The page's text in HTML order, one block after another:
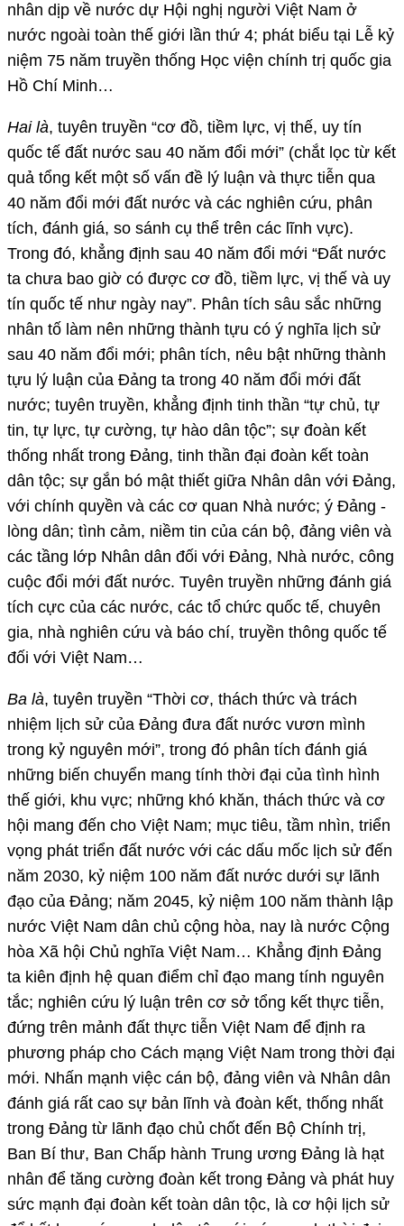
nhân dịp về nước dự Hội nghị người Việt Nam ở
nước ngoài toàn thế giới lần thứ 4; phát biểu tại Lễ kỷ
niệm 75 năm truyền thống Học viện chính trị quốc gia
Hồ Chí Minh…
Hai là, tuyên truyền “cơ đồ, tiềm lực, vị thế, uy tín
quốc tế đất nước sau 40 năm đổi mới” (chắt lọc từ kết
quả tổng kết một số vấn đề lý luận và thực tiễn qua
40 năm đổi mới đất nước và các nghiên cứu, phân
tích, đánh giá, so sánh cụ thể trên các lĩnh vực).
Trong đó, khẳng định sau 40 năm đổi mới “Đất nước
ta chưa bao giờ có được cơ đồ, tiềm lực, vị thế và uy
tín quốc tế như ngày nay”. Phân tích sâu sắc những
nhân tố làm nên những thành tựu có ý nghĩa lịch sử
sau 40 năm đổi mới; phân tích, nêu bật những thành
tựu lý luận của Đảng ta trong 40 năm đổi mới đất
nước; tuyên truyền, khẳng định tinh thần “tự chủ, tự
tin, tự lực, tự cường, tự hào dân tộc”; sự đoàn kết
thống nhất trong Đảng, tinh thần đại đoàn kết toàn
dân tộc; sự gắn bó mật thiết giữa Nhân dân với Đảng,
với chính quyền và các cơ quan Nhà nước; ý Đảng -
lòng dân; tình cảm, niềm tin của cán bộ, đảng viên và
các tầng lớp Nhân dân đối với Đảng, Nhà nước, công
cuộc đổi mới đất nước. Tuyên truyền những đánh giá
tích cực của các nước, các tổ chức quốc tế, chuyên
gia, nhà nghiên cứu và báo chí, truyền thông quốc tế
đối với Việt Nam…
Ba là, tuyên truyền “Thời cơ, thách thức và trách
nhiệm lịch sử của Đảng đưa đất nước vươn mình
trong kỷ nguyên mới”, trong đó phân tích đánh giá
những biến chuyển mang tính thời đại của tình hình
thế giới, khu vực; những khó khăn, thách thức và cơ
hội mang đến cho Việt Nam; mục tiêu, tầm nhìn, triển
vọng phát triển đất nước với các dấu mốc lịch sử đến
năm 2030, kỷ niệm 100 năm đất nước dưới sự lãnh
đạo của Đảng; năm 2045, kỷ niệm 100 năm thành lập
nước Việt Nam dân chủ cộng hòa, nay là nước Cộng
hòa Xã hội Chủ nghĩa Việt Nam… Khẳng định Đảng
ta kiên định hệ quan điểm chỉ đạo mang tính nguyên
tắc; nghiên cứu lý luận trên cơ sở tổng kết thực tiễn,
đứng trên mảnh đất thực tiễn Việt Nam để định ra
phương pháp cho Cách mạng Việt Nam trong thời đại
mới. Nhấn mạnh việc cán bộ, đảng viên và Nhân dân
đánh giá rất cao sự bản lĩnh và đoàn kết, thống nhất
trong Đảng từ lãnh đạo chủ chốt đến Bộ Chính trị,
Ban Bí thư, Ban Chấp hành Trung ương Đảng là hạt
nhân để tăng cường đoàn kết trong Đảng và phát huy
sức mạnh đại đoàn kết toàn dân tộc, là cơ hội lịch sử